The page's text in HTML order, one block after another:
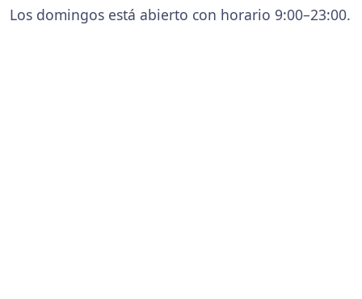
Los domingos está abierto con horario 9:00–23:00.